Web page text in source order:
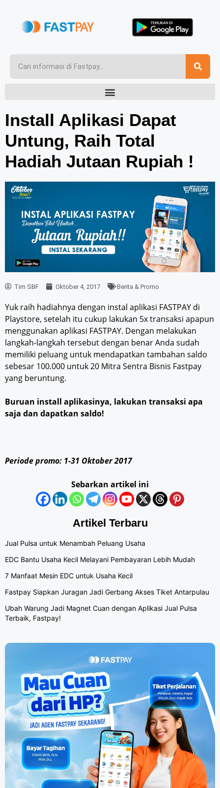
Install Aplikasi Dapat
Untung, Raih Total
Hadiah Jutaan Rupiah !
Tim SBF Oktober 4, 2017 Berita & Promo
Yuk raih hadiahnya dengan instal aplikasi FASTPAY di
Playstore, setelah itu cukup lakukan 5x transaksi apapun
menggunakan aplikasi FASTPAY. Dengan melakukan
langkah-langkah tersebut dengan benar Anda sudah
memiliki peluang untuk mendapatkan tambahan saldo
sebesar 100.000 untuk 20 Mitra Sentra Bisnis Fastpay
yang beruntung.
Buruan install aplikasinya, lakukan transaksi apa
saja dan dapatkan saldo!
Periode promo: 1-31 Oktober 2017
Sebarkan artikel ini
Artikel Terbaru
Jual Pulsa untuk Menambah Peluang Usaha
EDC Bantu Usaha Kecil Melayani Pembayaran Lebih Mudah
7 Manfaat Mesin EDC untuk Usaha Kecil
Fastpay Siapkan Juragan Jadi Gerbang Akses Tiket Antarpulau
Ubah Warung Jadi Magnet Cuan dengan Aplikasi Jual Pulsa
Terbaik, Fastpay!